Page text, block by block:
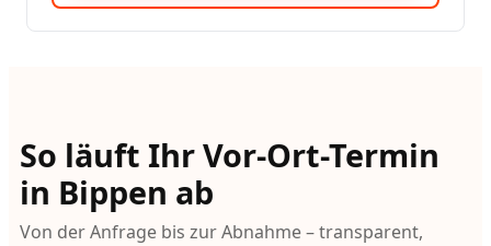
So läuft Ihr Vor-Ort-Termin
in Bippen ab
Von der Anfrage bis zur Abnahme – transparent,